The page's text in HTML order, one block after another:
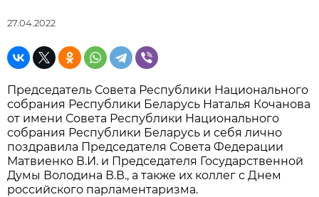
27.04.2022
Председатель Совета Республики Национального
собрания Республики Беларусь Наталья Кочанова
от имени Совета Республики Национального
собрания Республики Беларусь и себя лично
поздравила Председателя Совета Федерации
Матвиенко В.И. и Председателя Государственной
Думы Володина В.В., а также их коллег с Днем
российского парламентаризма.